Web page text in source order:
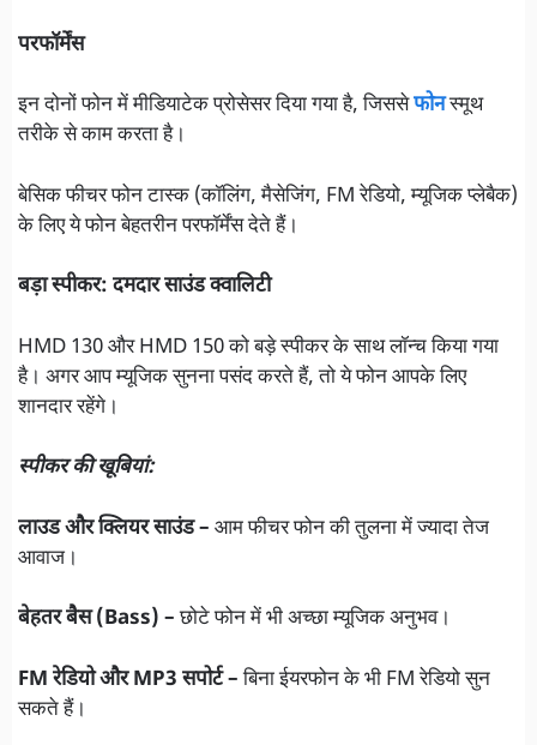
परफॉर्मेंस
इन दोनों फोन में मीडियाटेक प्रोसेसर दिया गया है, जिससेफोनस्मूथ
तरीके से काम करता है।
बेसिक फीचर फोन टास्क (कॉलिंग, मैसेजिंग, FM रेडियो, म्यूजिक प्लेबैक)
के लिए ये फोन बेहतरीन परफॉर्मेंस देते हैं।
बड़ा स्पीकर: दमदार साउंड क्वालिटी
HMD 130 और HMD 150 को बड़े स्पीकर के साथ लॉन्च किया गया
है। अगर आप म्यूजिक सुनना पसंद करते हैं, तो ये फोन आपके लिए
शानदार रहेंगे।
स्पीकर की खूबियां:
लाउड और क्लियर साउंड – आम फीचर फोन की तुलना में ज्यादा तेज
आवाज।
बेहतर बैस (Bass) –छोटे फोन में भी अच्छा म्यूजिक अनुभव।
FM रेडियो और MP3 सपोर्ट –बिना ईयरफोन के भी FM रेडियो सुन
सकते हैं।